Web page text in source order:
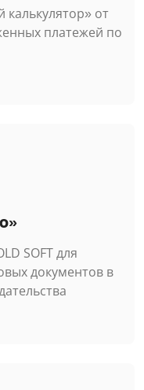
от
платежей по
SOFT для
документов в